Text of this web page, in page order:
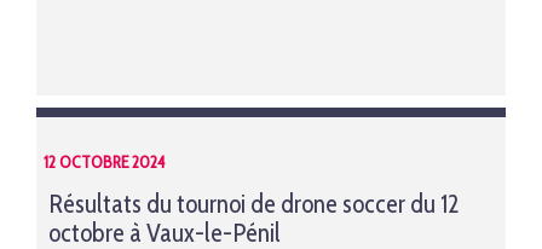
12 OCTOBRE 2024
Résultats du tournoi de drone soccer du 12
octobre à Vaux-le-Pénil